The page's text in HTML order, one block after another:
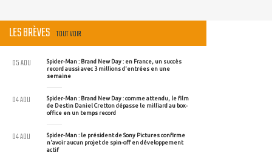
LES BRÈVES TOUT VOIR
Spider-Man : Brand New Day : en France, un succès
record aussi avec 3 millions d'entrées en une
semaine
05 AOU
Spider-Man : Brand New Day : comme attendu, le film
de Destin Daniel Cretton dépasse le milliard au box-
office en un temps record
04 AOU
Spider-Man : le président de Sony Pictures confirme
n'avoir aucun projet de spin-off en développement
actif
04 AOU